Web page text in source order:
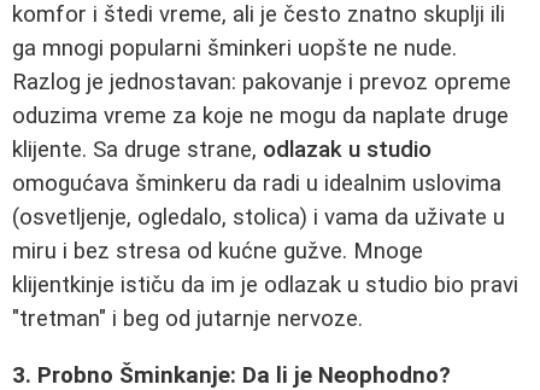
komfor i štedi vreme, ali je često znatno skuplji ili
ga mnogi popularni šminkeri uopšte ne nude.
Razlog je jednostavan: pakovanje i prevoz opreme
oduzima vreme za koje ne mogu da naplate druge
klijente. Sa druge strane, odlazak u studio
omogućava šminkeru da radi u idealnim uslovima
(osvetljenje, ogledalo, stolica) i vama da uživate u
miru i bez stresa od kućne gužve. Mnoge
klijentkinje ističu da im je odlazak u studio bio pravi
"tretman" i beg od jutarnje nervoze.
3. Probno Šminkanje: Da li je Neophodno?